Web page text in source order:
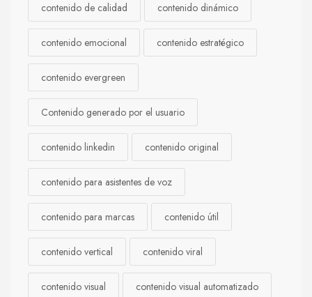
contenido de calidad contenido dinámico
contenido emocional contenido estratégico
contenido evergreen
Contenido generado por el usuario
contenido linkedin contenido original
contenido para asistentes de voz
contenido para marcas contenido útil
contenido vertical contenido viral
contenido visual contenido visual automatizado